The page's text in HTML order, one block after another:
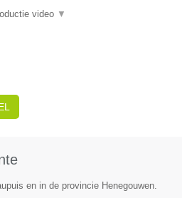
video ▼
en in de provincie Henegouwen.